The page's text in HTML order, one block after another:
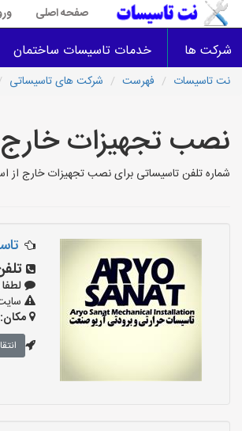
صفحه اصلی
شرکت ها خدمات تاسیسات ساختمان
نت تاسیسات فهرست شرکت های تاسیساتی
نصب تجهیزات خارج
شماره تلفن تاسیساتی برای نصب تجهیزات خارج از